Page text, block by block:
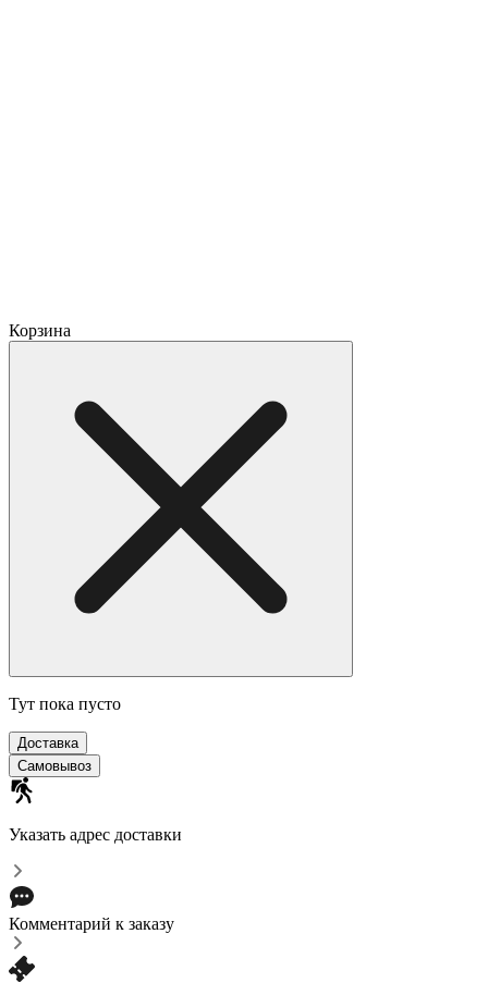
Корзина
Тут пока пусто
Доставка
Самовывоз
Указать адрес доставки
Комментарий к заказу